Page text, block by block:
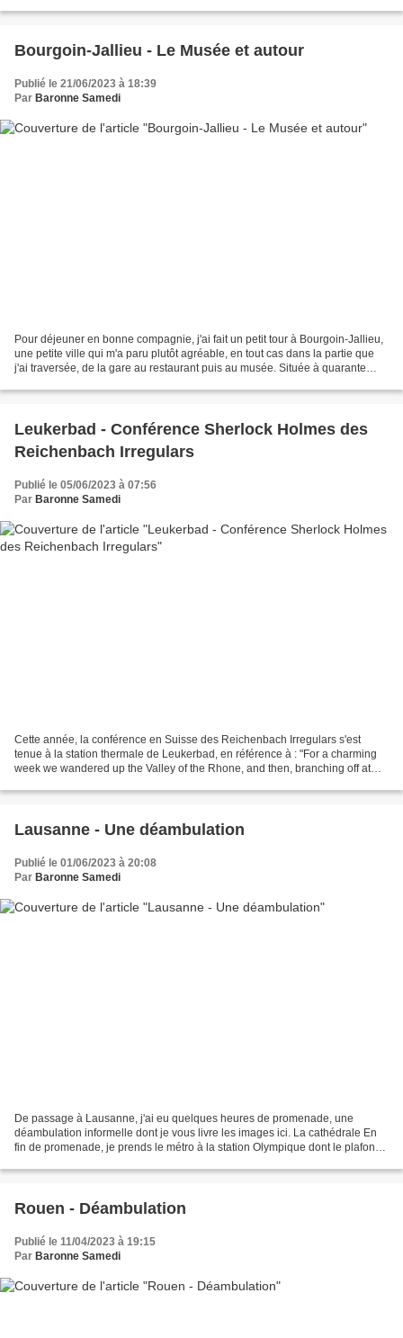
Bourgoin-Jallieu - Le Musée et autour
Publié le 21/06/2023 à 18:39
Par Baronne Samedi
Pour déjeuner en bonne compagnie, j'ai fait un petit tour à Bourgoin-Jallieu,
une petite ville qui m'a paru plutôt agréable, en tout cas dans la partie que
j'ai traversée, de la gare au restaurant puis au musée. Située à quarante
Leukerbad - Conférence Sherlock Holmes des
Reichenbach Irregulars
Publié le 05/06/2023 à 07:56
Par Baronne Samedi
Cette année, la conférence en Suisse des Reichenbach Irregulars s'est
tenue à la station thermale de Leukerbad, en référence à : "For a charming
week we wandered up the Valley of the Rhone, and then, branching off at
Lausanne - Une déambulation
Publié le 01/06/2023 à 20:08
Par Baronne Samedi
De passage à Lausanne, j'ai eu quelques heures de promenade, une
déambulation informelle dont je vous livre les images ici. La cathédrale En
fin de promenade, je prends le métro à la station Olympique dont le plafond,
Rouen - Déambulation
Publié le 11/04/2023 à 19:15
Par Baronne Samedi